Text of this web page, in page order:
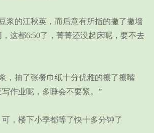
的江秋英，而后意有所指的撇了撇墙
，这都6:50了，菁菁还没起床呢，要不去
抽了张餐巾纸十分优雅的擦了擦嘴
作业呢，多睡会不要紧。”
楼下小季都等了快十多分钟了